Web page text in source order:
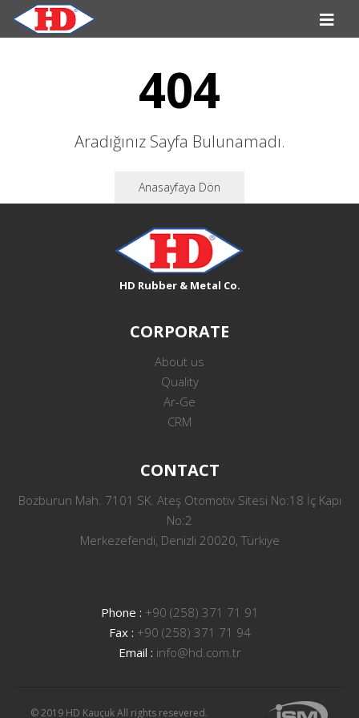
404
Aradığınız Sayfa Bulunamadı.
Anasayfaya Dön
HD Rubber & Metal Co.
CORPORATE
About us
Quality
Ar-Ge
CRM
CONTACT
Bozburun Mah. 7101 SK. Ateş Otomotiv Sitesi No:18 İç Kapı
No:2
Merkezefendi, Denizli 20020, Türkiye
Phone : +90 (258) 371 71 91
Fax : +90 (258) 371 71 94
Email : info@hd.com.tr
© 2019 HD Kauçuk All rights resevered.